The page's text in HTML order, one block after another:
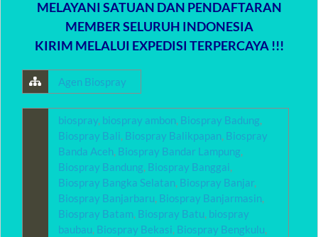
MELAYANI SATUAN DAN PENDAFTARAN
MEMBER SELURUH INDONESIA
KIRIM MELALUI EXPEDISI TERPERCAYA !!!
Agen Biospray
biospray, biospray ambon, Biospray Badung,
Biospray Bali, Biospray Balikpapan, Biospray
Banda Aceh, Biospray Bandar Lampung,
Biospray Bandung, Biospray Banggai,
Biospray Bangka Selatan, Biospray Banjar,
Biospray Banjarbaru, Biospray Banjarmasin,
Biospray Batam, Biospray Batu, biospray
baubau, Biospray Bekasi, Biospray Bengkulu,